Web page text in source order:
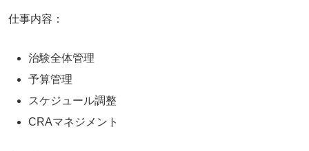
仕事内容：
治験全体管理
予算管理
スケジュール調整
CRAマネジメント